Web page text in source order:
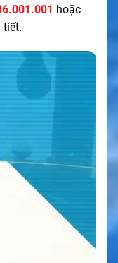
hoặc
tiết.